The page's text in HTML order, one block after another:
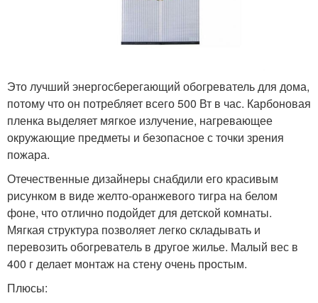
Это лучший энергосберегающий обогреватель для дома,
потому что он потребляет всего 500 Вт в час. Карбоновая
пленка выделяет мягкое излучение, нагревающее
окружающие предметы и безопасное с точки зрения
пожара.
Отечественные дизайнеры снабдили его красивым
рисунком в виде желто-оранжевого тигра на белом
фоне, что отлично подойдет для детской комнаты.
Мягкая структура позволяет легко складывать и
перевозить обогреватель в другое жилье. Малый вес в
400 г делает монтаж на стену очень простым.
Плюсы: